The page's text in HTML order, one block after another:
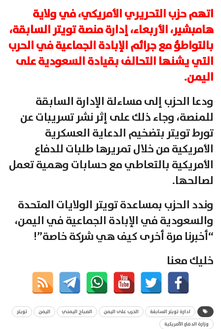
اتهم حزب التحريري الأمريكي، في ولاية
هامبشير، الأربعاء، إدارة منصة تويتر السابقة،
بالتواطؤ مع جرائم الإبادة الجماعية في الحرب
التي يشنها التحالف بقيادة السعودية على
اليمن.
ودعا الحزب إلى مساءلة الإدارة السابقة
للمنصة، وجاء ذلك على إثر نشر تسريبات عن
تورط تويتر بتضخيم الدعاية العسكرية
الأمريكية من خلال تمريرها طلبات للدفاع
الأمريكية بالتعاطي مع حسابات وهمية تعمل
لصالحها.
وندد الحزب بمساعدة تويتر الولايات المتحدة
والسعودية في الإبادة الجماعية في اليمن،
“أخبرنا مرة أخرى كيف هي شركة خاصة”!
خليك معنا
ادارة تويتر السابقة الحرب على اليمن الصباح اليمني اليمن
تويتر
وزارة الدفاع الأمريكية